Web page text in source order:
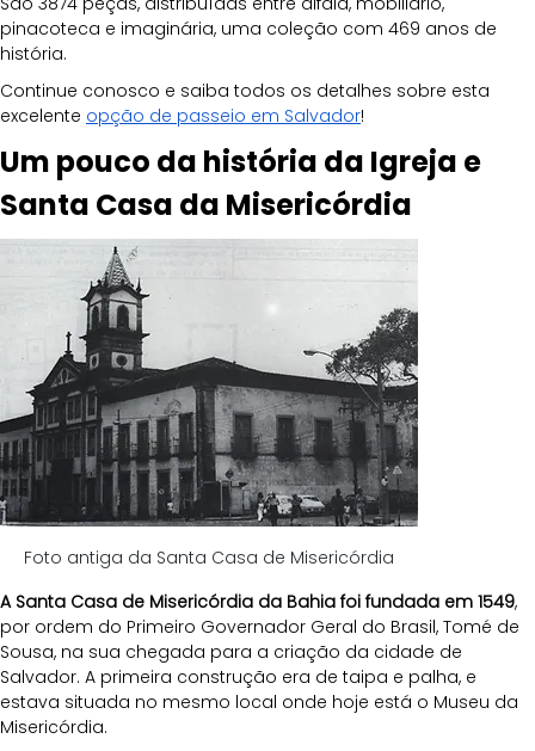
pinacoteca e imaginária, uma coleção com 469 anos de
história.
Continue conosco e saiba todos os detalhes sobre esta
excelente opção de passeio em Salvador!
Um pouco da história da Igreja e
Santa Casa da Misericórdia
Foto antiga da Santa Casa de Misericórdia
A Santa Casa de Misericórdia da Bahia foi fundada em 1549,
por ordem do Primeiro Governador Geral do Brasil, Tomé de
Sousa, na sua chegada para a criação da cidade de
Salvador. A primeira construção era de taipa e palha, e
estava situada no mesmo local onde hoje está o Museu da
Misericórdia.